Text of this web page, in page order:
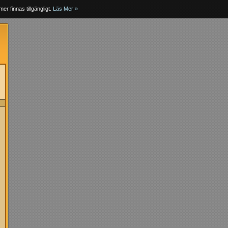
finnas tillgängligt. Läs Mer »